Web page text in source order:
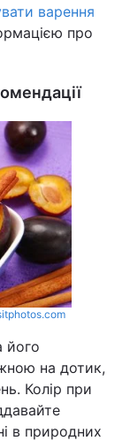
варення
про
його
на дотик,
Колір при
в природних